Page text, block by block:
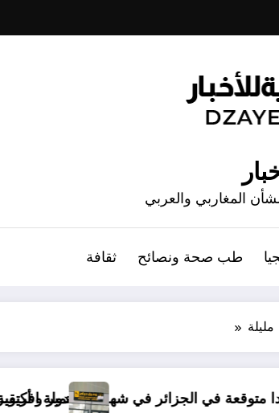
المغاربي والعربي
طب صحة ونصائح ثقافة
سبتمبر و أكتوبر .. توقعات مناخ خريف 2026
دولة افريقية مناسبة للهجرة و